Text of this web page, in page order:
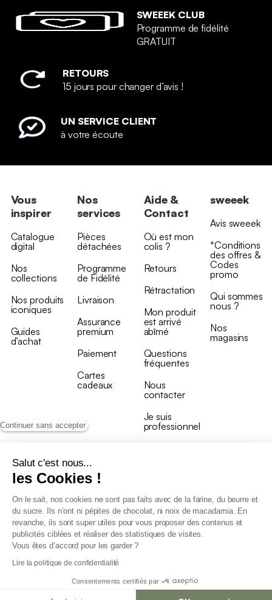
Continuer sans accepter
Salut c'est nous...
les Cookies !
On le sait, nos cookies ne sont pas faits avec de la farine, du beurre et
du sucre. Ils n’ont ni pépites de chocolat, ni noix de macadamia. En
revanche, ils sont super utiles pour vous proposer des contenus et
publicités ciblées et réaliser des statistiques de visites.
Vous êtes d’accord pour les garder ?
Lire la politique de confidentialité
Consentements certifiés par
SWEEEK CLUB
Programme de fidélité
GRATUIT
RETOURS
15 jours pour changer d’avis !
UN SERVICE CLIENT
à votre écoute
Vous
inspirer
Catalogue
digital
Nos
collections
Nos produits
iconiques
Guides
d’achat
Nos
services
Pièces
détachées
Programme
de Fidélité
Livraison
Assurance
premium
Paiement
Cartes
cadeaux
Aide &
Contact
Où est mon
colis ?
Retours
Rétractation
Mon produit
est arrivé
abîmé
Questions
fréquentes
Nous
contacter
Je suis
professionnel
sweeek
Avis sweeek
*Conditions
des offres &
Codes
promo
Qui sommes
nous ?
Nos
magasins
Conditions générales de vente
Conditions générales du programme de fidélité
Charte de données personnelles
Conditions générales de vente Pro
Déclaration d’accessibilité